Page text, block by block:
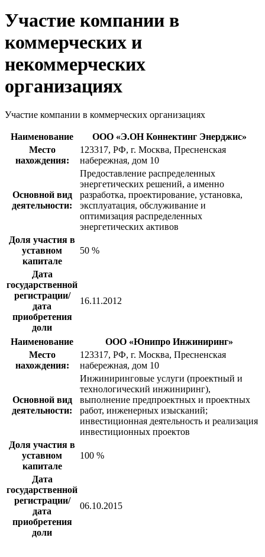
Участие компании в
коммерческих и
некоммерческих
организациях
Участие компании в коммерческих организациях
Наименование
ООО «Э.ОН Коннектинг Энерджис»
Место
нахождения:
123317, РФ, г. Москва, Пресненская
набережная, дом 10
Основной вид
деятельности:
Предоставление распределенных
энергетических решений, а именно
разработка, проектирование, установка,
эксплуатация, обслуживание и
оптимизация распределенных
энергетических активов
Доля участия в
уставном
капитале
50 %
Дата
государственной
регистрации/
дата
приобретения
доли
16.11.2012
Наименование
ООО «Юнипро Инжиниринг»
Место
нахождения:
123317, РФ, г. Москва, Пресненская
набережная, дом 10
Основной вид
деятельности:
Инжиниринговые услуги (проектный и
технологический инжиниринг),
выполнение предпроектных и проектных
работ, инженерных изысканий;
инвестиционная деятельность и реализация
инвестиционных проектов
Доля участия в
уставном
капитале
100 %
Дата
государственной
регистрации/
дата
приобретения
доли
06.10.2015